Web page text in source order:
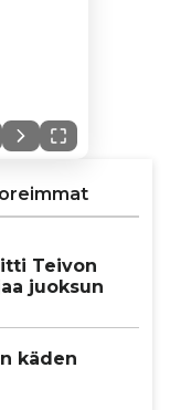
Teivon
juoksun
käden